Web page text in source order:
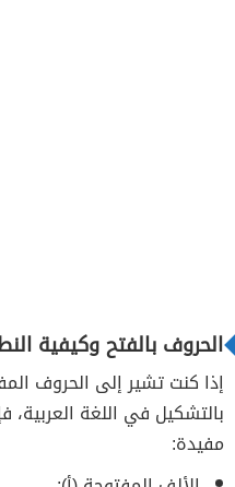
الحروف بالفتح وكيفية
إذا كنت تشير إلى الحروف
بالتشكيل في اللغة
مفيدة: